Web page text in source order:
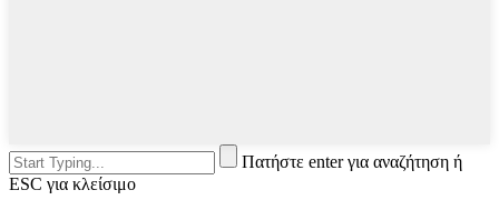
Πατήστε enter για αναζήτηση ή
ESC για κλείσιμο